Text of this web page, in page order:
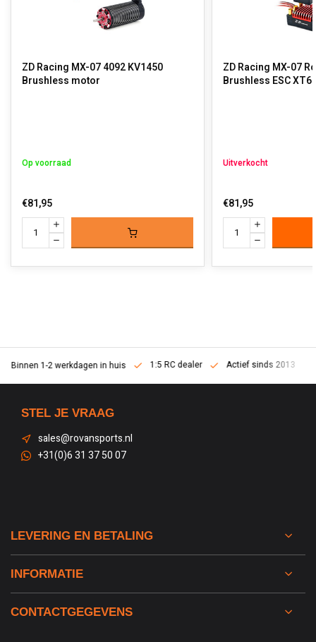
ZD Racing MX-07 4092 KV1450
Brushless motor
Op voorraad
€81,95
ZD Racing MX-07
Brushless ESC
Uitverkocht
€81,95
Binnen 1-2 werkdagen in huis 1:5 RC dealer Actief sinds 2013
STEL JE VRAAG
sales@rovansports.nl
+31(0)6 31 37 50 07
LEVERING EN BETALING
INFORMATIE
CONTACTGEGEVENS